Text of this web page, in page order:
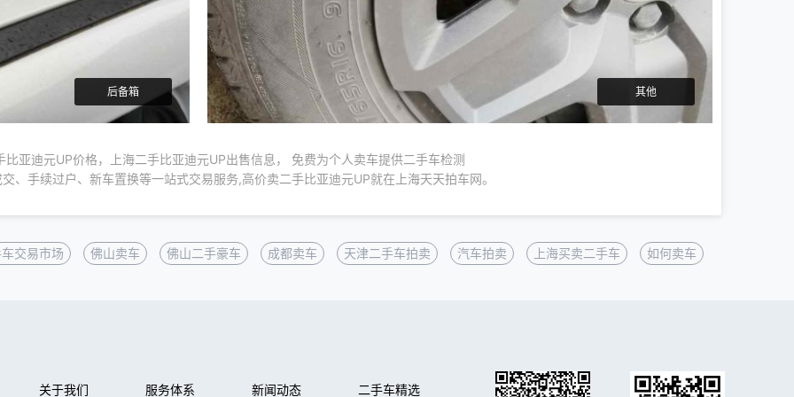
后备箱 其他
比亚迪元UP价格，上海二手比亚迪元UP出售信息， 免费为个人卖车提供二手车检测
、手续过户、新车置换等一站式交易服务,高价卖二手比亚迪元UP就在上海天天拍车网。
交易市场 佛山卖车 佛山二手豪车 成都卖车 天津二手车拍卖 汽车拍卖 上海买卖二手车 如何卖车
关于我们 服务体系 新闻动态 二手车精选